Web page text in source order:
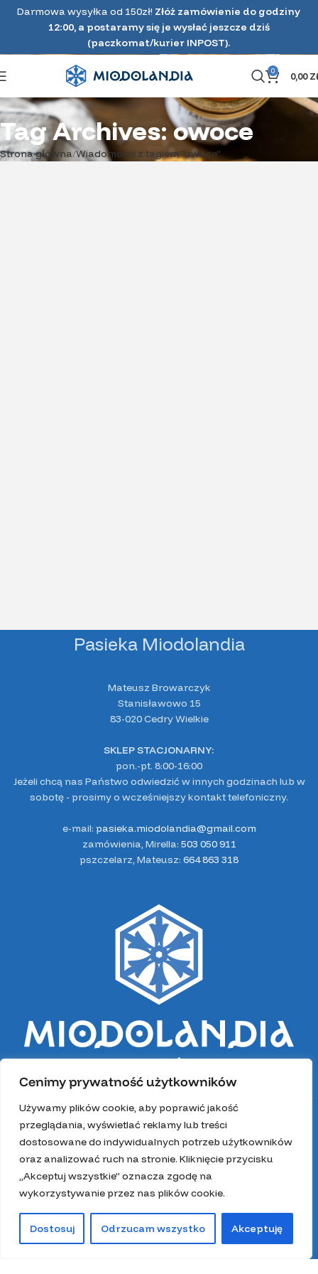
Cenimy prywatność użytkowników
Używamy plików cookie, aby poprawić jakość
przeglądania, wyświetlać reklamy lub treści
dostosowane do indywidualnych potrzeb użytkowników
oraz analizować ruch na stronie. Kliknięcie przycisku
„Akceptuj wszystkie” oznacza zgodę na
wykorzystywanie przez nas plików cookie.
Dostosuj Odrzucam wszystko Akceptuję
Darmowa wysyłka od 150zł! Złóż zamówienie do godziny
12:00, a postaramy się je wysłać jeszcze dziś
(paczkomat/kurier INPOST).
0 0,00
Tag Archives: owoce
Strona główna Wiadomości z tagiem "owoce"
Z życia pasieki
Pszczoła murarka – niegroźna i samotna
zapylaczka kwiatów :)
Dzisiejszy artykuł poświęcony będzie pszczole murarce,
która pracuje zupełnie inaczej niż pszczoła miodna i nie jest
żadnym zagrożeniem...
CZYTAJ DALEJ
Pasieka Miodolandia
Mateusz Browarczyk
Stanisławowo 15
83-020 Cedry Wielkie
SKLEP STACJONARNY:
pon.-pt. 8:00-16:00
Jeżeli chcą nas Państwo odwiedzić w innych godzinach lub w
sobotę - prosimy o wcześniejszy kontakt telefoniczny.
e-mail: pasieka.miodolandia@gmail.com
zamówienia, Mirella: 503 050 911
pszczelarz, Mateusz: 664 863 318
0